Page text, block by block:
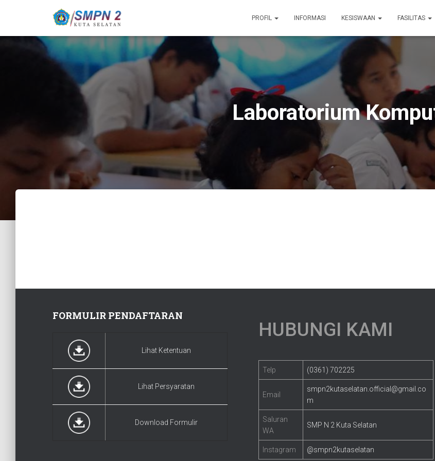
PROFIL INFORMASI KESISWAAN FASILITAS
Laboratorium
FORMULIR PENDAFTARAN
Lihat Ketentuan
Lihat Persyaratan
Download Formulir
HUBUNGI KAMI
Telp (0361) 702225
Email
smpn2kutaselatan.official@gmail.co
m
Saluran
WA
SMP N 2 Kuta Selatan
Instagram @smpn2kutaselatan